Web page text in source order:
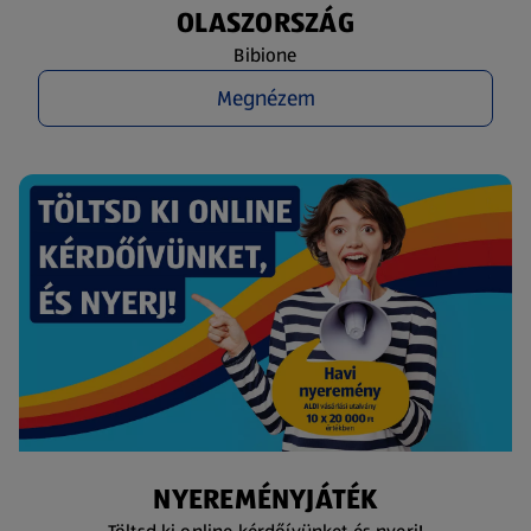
OLASZORSZÁG
Bibione
Megnézem
NYEREMÉNYJÁTÉK